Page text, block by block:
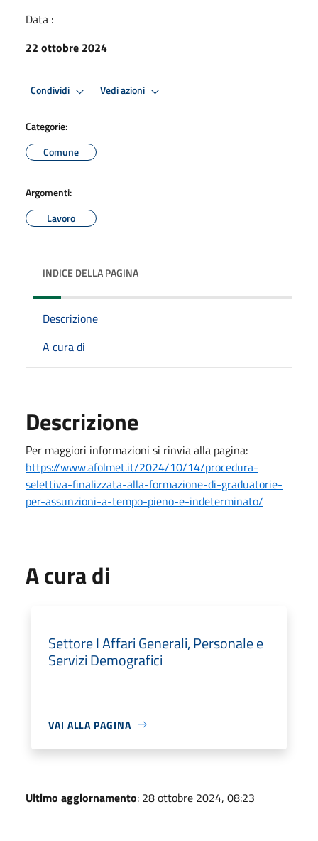
Data :
22 ottobre 2024
Condividi Vedi azioni
Categorie:
Comune
Argomenti:
Lavoro
INDICE DELLA PAGINA
Descrizione
A cura di
Descrizione
Per maggiori informazioni si rinvia alla pagina:
https://www.afolmet.it/2024/10/14/procedura-
selettiva-finalizzata-alla-formazione-di-graduatorie-
per-assunzioni-a-tempo-pieno-e-indeterminato/
A cura di
Settore I Affari Generali, Personale e
Servizi Demografici
VAI ALLA PAGINA
Ultimo aggiornamento: 28 ottobre 2024, 08:23